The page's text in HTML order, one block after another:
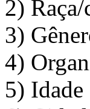
2)
3)
4)
5) Idade